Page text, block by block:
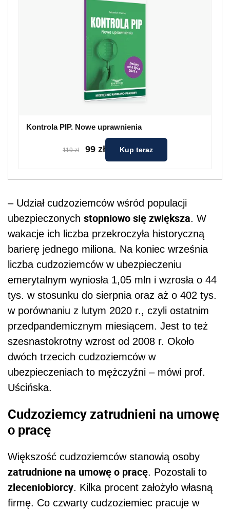
Kontrola PIP. Nowe uprawnienia
119 zł 99 zł Kup teraz
– Udział cudzoziemców wśród populacji
ubezpieczonych stopniowo się zwiększa. W
wakacje ich liczba przekroczyła historyczną
barierę jednego miliona. Na koniec września
liczba cudzoziemców w ubezpieczeniu
emerytalnym wyniosła 1,05 mln i wzrosła o 44
tys. w stosunku do sierpnia oraz aż o 402 tys.
w porównaniu z lutym 2020 r., czyli ostatnim
przedpandemicznym miesiącem. Jest to też
szesnastokrotny wzrost od 2008 r. Około
dwóch trzecich cudzoziemców w
ubezpieczeniach to mężczyźni – mówi prof.
Uścińska.
Cudzoziemcy zatrudnieni na umowę
o pracę
Większość cudzoziemców stanowią osoby
zatrudnione na umowę o pracę. Pozostali to
zleceniobiorcy. Kilka procent założyło własną
firmę. Co czwarty cudzoziemiec pracuje w